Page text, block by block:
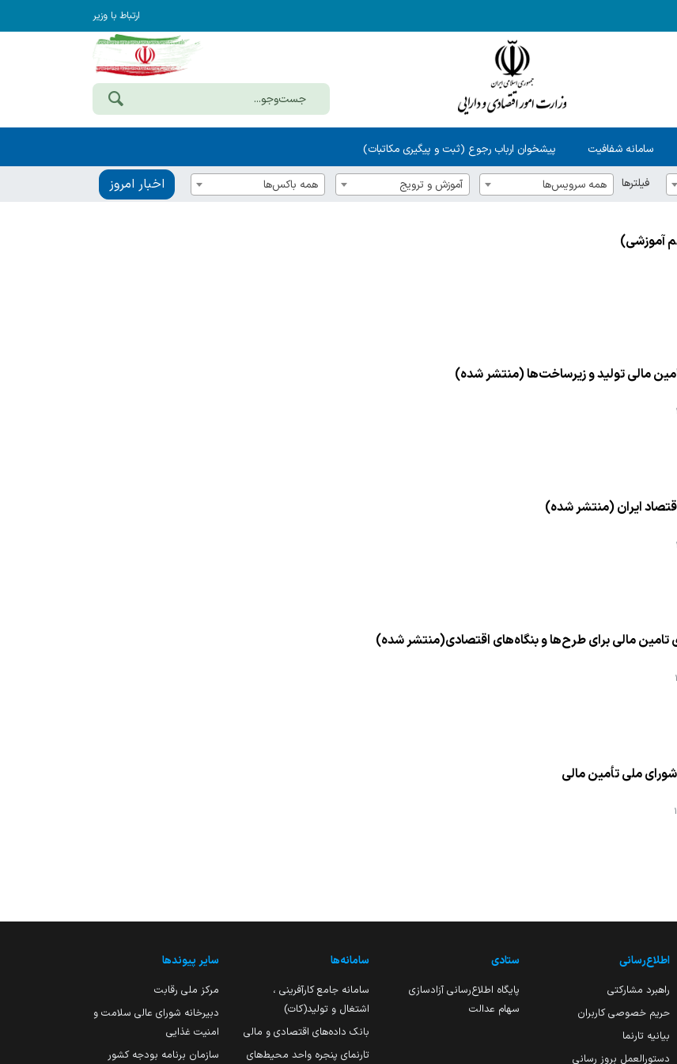
ارتباط با وزیر
سامانه شفافیت پیشخوان ارباب رجوع (ثبت و پیگیری مکاتبات)
فیلترها همه سرویس‌ها آموزش و ترویج همه باکس‌ها اخبار امروز
آموزشی)
مالی تولید و زیرساخت‌ها (منتشر شده)
ایران (منتشر شده)
تامین مالی برای طرح‌ها و بنگاه‌های اقتصادی(منتشر شده)
ملی تأمین مالی
اطلاع‌رسانی
راهبرد مشارکتی
حریم خصوصی کاربران
بیانیه تارنما
دستورالعمل بروز رسانی
ستادی
پایگاه اطلاع‌رسانی آزادسازی
سهام عدالت
سامانه‌ها
سامانه جامع کارآفرینی ،
اشتغال و تولید(کات)
بانک داده‌های اقتصادی و مالی
تارنمای پنجره واحد محیط‌های
سایر پیوندها
مرکز ملی رقابت
دبیرخانه شورای عالی سلامت و
امنیت غذایی
سازمان برنامه بودجه کشور